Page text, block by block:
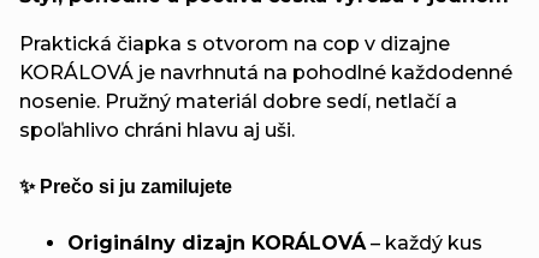
Praktická čiapka s otvorom na cop v dizajne
KORÁLOVÁ je navrhnutá na pohodlné každodenné
nosenie. Pružný materiál dobre sedí, netlačí a
spoľahlivo chráni hlavu aj uši.
✨ Prečo si ju zamilujete
Originálny dizajn KORÁLOVÁ – každý kus